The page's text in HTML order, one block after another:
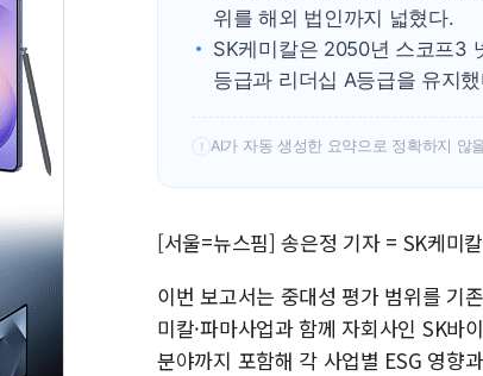
위를 해외 법인까지 넓혔다.
SK케미칼은 2050년 스코프3
등급과 리더십 A등급을 유지
! AI가 자동 생성한 요약으로 정확하지 않
[서울=뉴스핌] 송은정 기자 = SK케미
이번 보고서는 중대성 평가 범위를 기
미칼·파마사업과 함께 자회사인 SK바
분야까지 포함해 각 사업별 ESG 영향